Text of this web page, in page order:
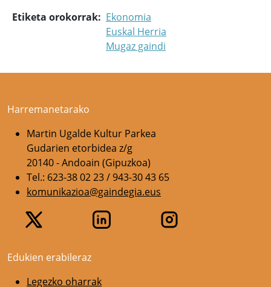
Etiketa orokorrak
Ekonomia
Euskal Herria
Mugaz gaindi
Harremanetarako
Martin Ugalde Kultur Parkea
Gudarien etorbidea z/g
20140 - Andoain (Gipuzkoa)
Tel.: 623-38 02 23 / 943-30 43 65
komunikazioa@gaindegia.eus
Edukien erabileraz
Legezko oharrak